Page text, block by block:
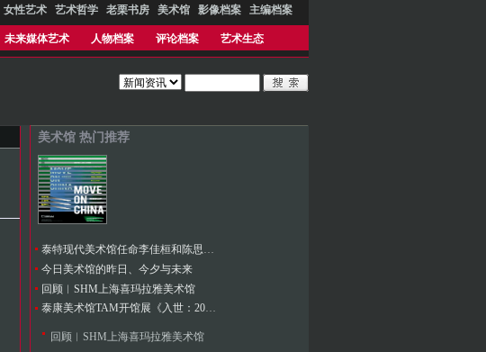
女性艺术 艺术哲学 老栗书房 美术馆 影像档案 主编档案
未来媒体艺术 人物档案 评论档案 艺术生态
美术馆 热门推荐
泰特现代美术馆任命李佳桓和陈思颖为亚太艺术策展人
今日美术馆的昨日、今夕与未来
回顾︱SHM上海喜玛拉雅美术馆
泰康美术馆TAM开馆展《⼊世：20世纪以来的中国现当代艺术》
回顾︱SHM上海喜玛拉雅美术馆